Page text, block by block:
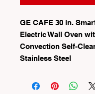
GE CAFE 30 in.
Electric Wall Oven
Convection Self-
Stainless Steel